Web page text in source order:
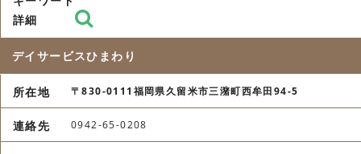
デイサービスひまわり
〒830-0111福岡県久留米市三潴町西牟田94-5
0942-65-0208